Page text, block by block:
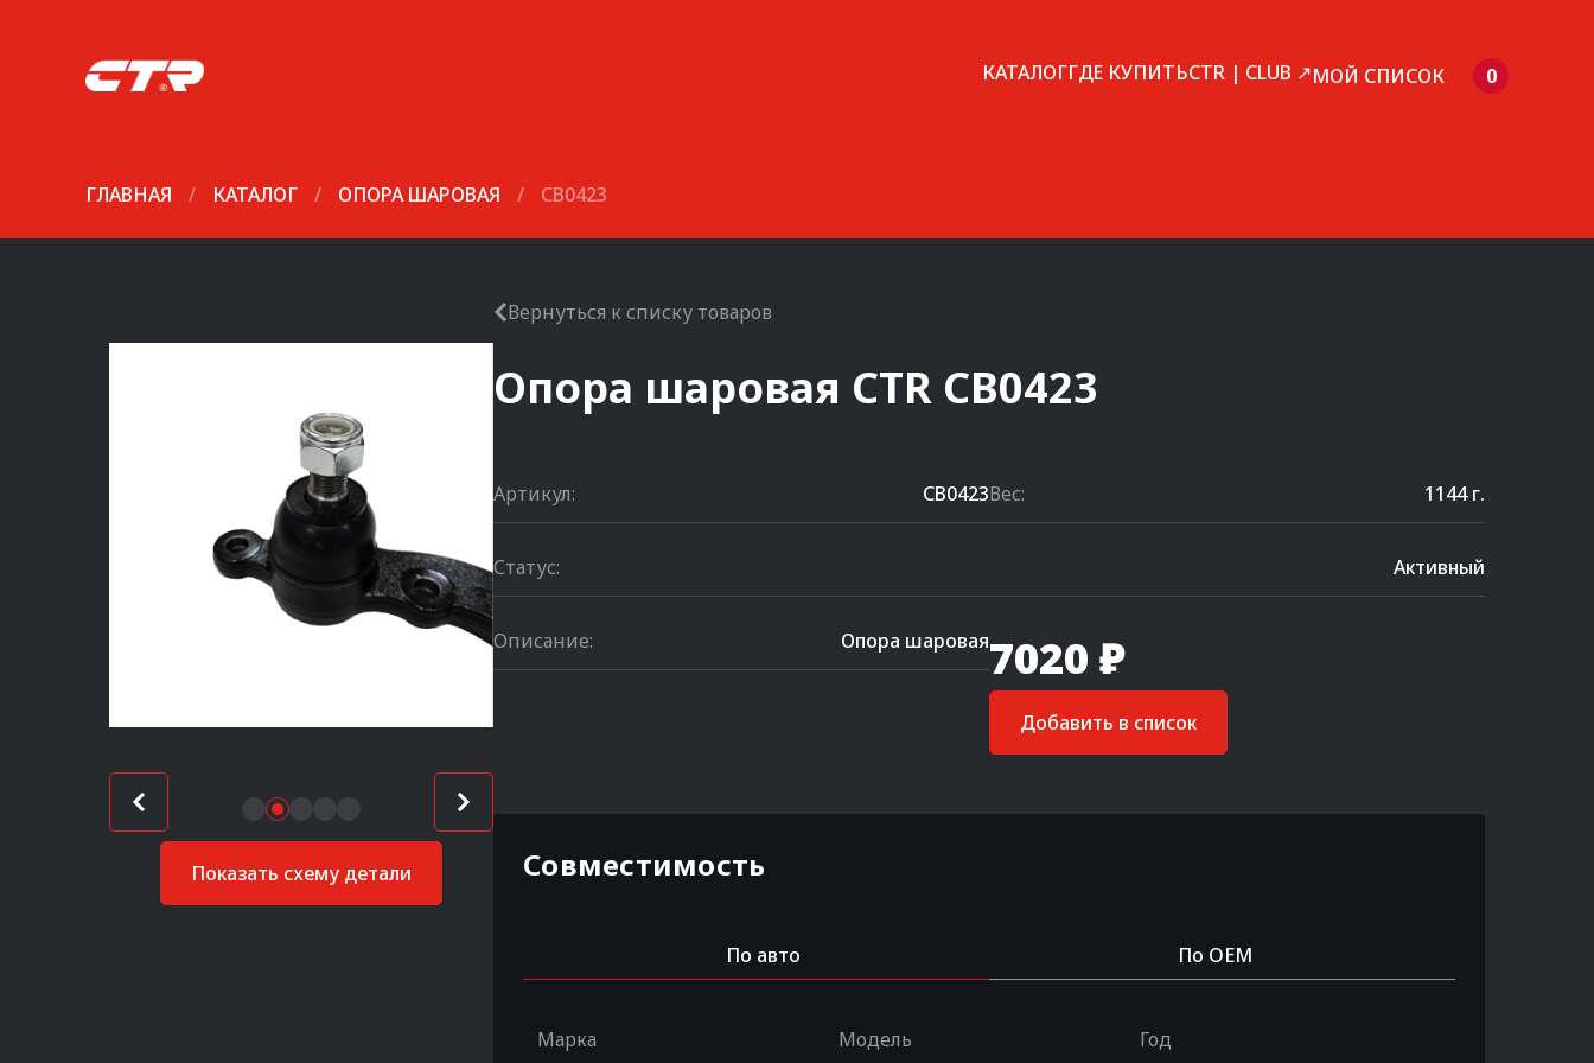
КАТАЛОГГДЕ КУПИТЬCTR | CLUB ↗МОЙ СПИСОК 0
ГЛАВНАЯ / КАТАЛОГ / ОПОРА ШАРОВАЯ / CB0423
Показать схему детали
Вернуться к списку товаров
Опора шаровая CTR CB0423
Артикул: CB0423Вес: 1144 г.
Статус: Активный
Описание: Опора шаровая7020 ₽
Добавить в список
Совместимость
По авто По OEM
Марка Модель Год